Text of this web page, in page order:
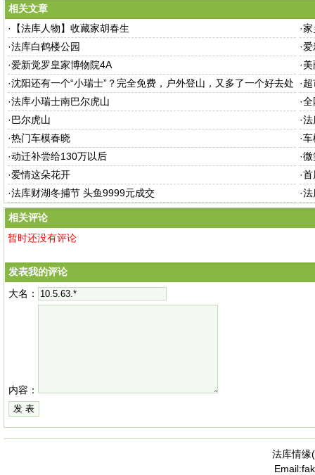
相关文章
·
【法库人物】收藏家胡春生 ·
·法库白鹤楼公园 ·爱
·爱新觉罗皇家博物院4A ·
·沈阳还有一个“小瑞士”？完全免费，户外登山，又多了一个好去处 ·
·法库小瑞士南巴尔虎山 ·全
·巴尔虎山 ·法
·热门车模春晓 ·车
·动迁补尝给130万以后 ·微
·爱情这朵花开 ·首
·法库财湖冬捕节 头鱼9999元成交 ·法
相关评论
暂时还没有评论
发表我的评论
大名：
内容：
法库情缘(